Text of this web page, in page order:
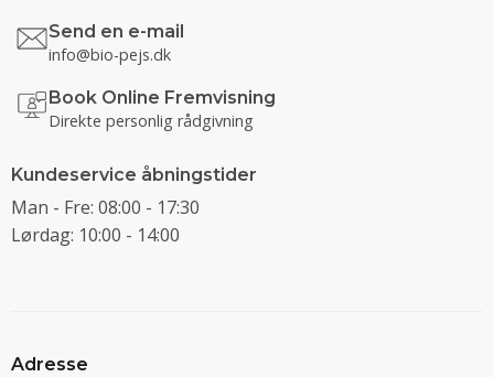
Send en e-mail
info@bio-pejs.dk
Book Online Fremvisning
Direkte personlig rådgivning
Kundeservice åbningstider
Man - Fre: 08:00 - 17:30
Lørdag: 10:00 - 14:00
Adresse